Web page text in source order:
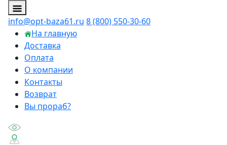
info@opt-baza61.ru 8 (800) 550-30-60
На главную
Доставка
Оплата
О компании
Контакты
Возврат
Вы прораб?